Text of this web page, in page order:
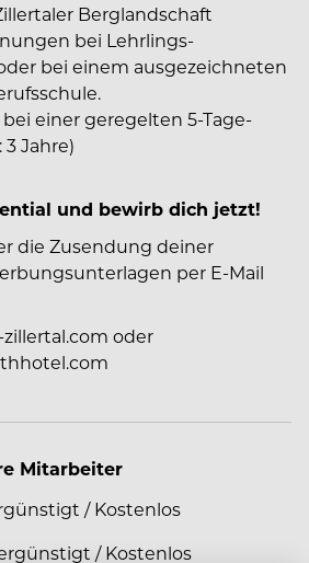
Berglandschaft
bei Lehrlings-
bei einem ausgezeichneten
einer geregelten 5-Tage-
Jahre)
und bewirb dich jetzt!
die Zusendung deiner
per E-Mail
oder
Mitarbeiter
/ Kostenlos
/ Kostenlos